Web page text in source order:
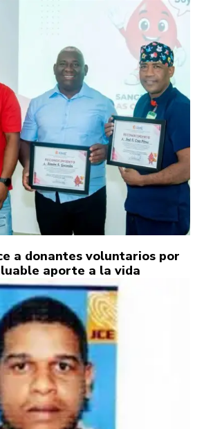
a donantes voluntarios por
aporte a la vida